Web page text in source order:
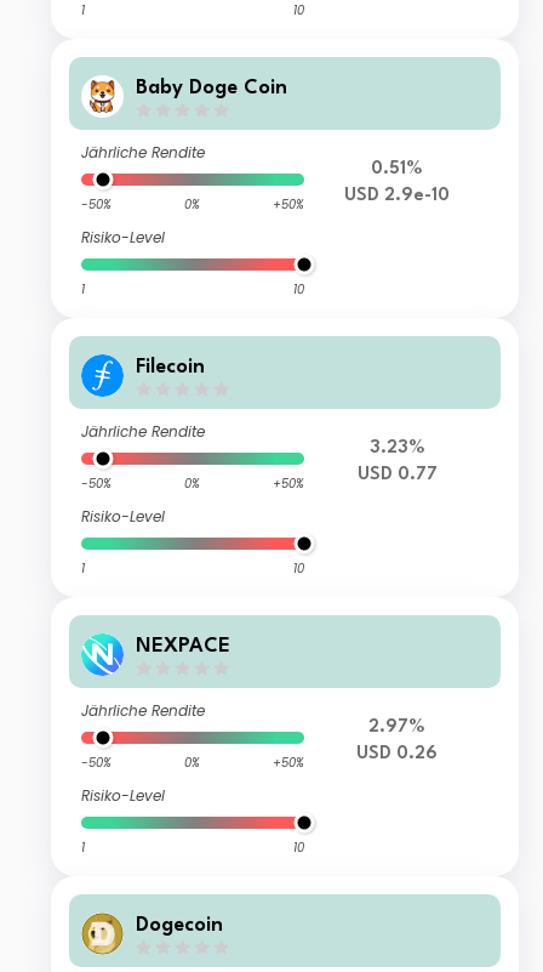
1 10
Baby Doge Coin
Jährliche Rendite
-50% 0% +50%
Risiko-Level
1 10
0.51%
USD 2.9e-10
Filecoin
Jährliche Rendite
-50% 0% +50%
Risiko-Level
1 10
3.23%
USD 0.77
NEXPACE
Jährliche Rendite
-50% 0% +50%
Risiko-Level
1 10
2.97%
USD 0.26
Dogecoin